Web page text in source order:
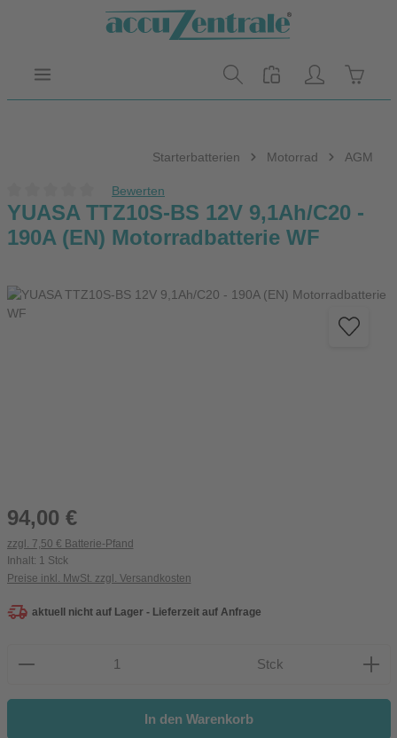
Zum Hauptinhalt springen
Starterbatterien Motorrad AGM
Durchschnittliche Bewertung von 0 von 5 Sternen
Bewerten
YUASA TTZ10S-BS 12V 9,1Ah/C20 -
190A (EN) Motorradbatterie WF
Bildergalerie überspringen
Regulärer Preis:
94,00 €
zzgl. 7,50 € Batterie-Pfand
Inhalt: 1 Stck
Preise inkl. MwSt. zzgl. Versandkosten
aktuell nicht auf Lager - Lieferzeit auf Anfrage
Produkt Anzahl: Gib den gewünschten Wert ein oder
Stck
In den Warenkorb